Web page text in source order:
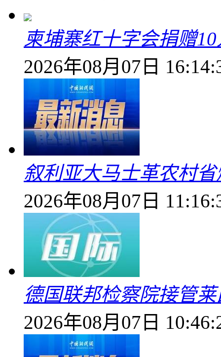
柬埔寨红十字会捐赠
2026年08月07日
叙利亚大马士革农村
2026年08月07日
德国联邦检察院接管
2026年08月07日